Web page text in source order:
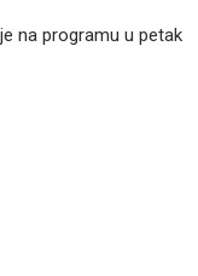
na programu u petak